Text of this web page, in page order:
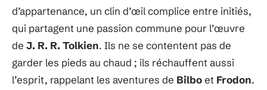
d’appartenance, un clin d’œil complice entre initiés,
qui partagent une passion commune pour l’œuvre
de J. R. R. Tolkien. Ils ne se contentent pas de
garder les pieds au chaud ; ils réchauffent aussi
l’esprit, rappelant les aventures de Bilboet Frodon.